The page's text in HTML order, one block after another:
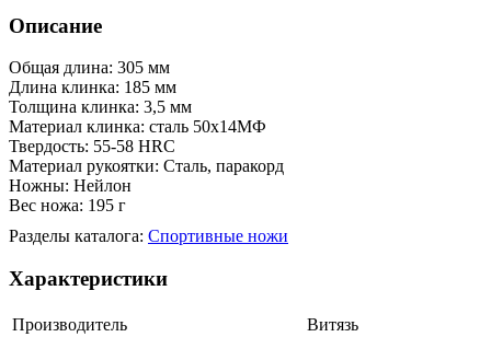
Описание
Общая длина: 305 мм
Длина клинка: 185 мм
Толщина клинка: 3,5 мм
Материал клинка: сталь 50х14МФ
Твердость: 55-58 HRC
Материал рукоятки: Сталь, паракорд
Ножны: Нейлон
Вес ножа: 195 г
Разделы каталога: Спортивные ножи
Характеристики
Производитель
Витязь